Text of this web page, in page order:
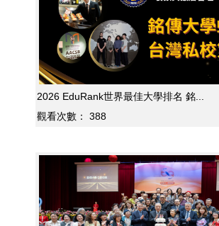
2026 EduRank世界最佳大學排名 銘...
觀看次數：
388